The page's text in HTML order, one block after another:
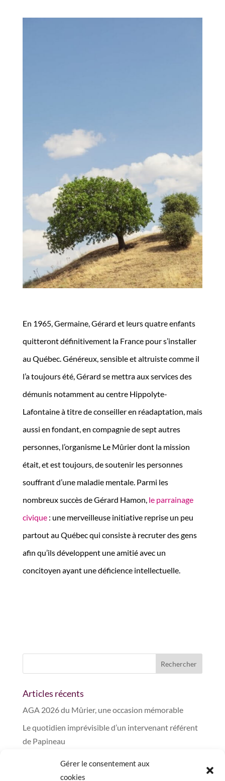
Gérer le consentement aux
cookies
En 1965, Germaine, Gérard et leurs quatre enfants
quitteront définitivement la France pour s’installer
au Québec. Généreux, sensible et altruiste comme il
l’a toujours été, Gérard se mettra aux services des
démunis notamment au centre Hippolyte-
Lafontaine à titre de conseiller en réadaptation, mais
aussi en fondant, en compagnie de sept autres
personnes, l’organisme Le Mûrier dont la mission
était, et est toujours, de soutenir les personnes
souffrant d’une maladie mentale. Parmi les
nombreux succès de Gérard Hamon, le parrainage
civique: une merveilleuse initiative reprise un peu
partout au Québec qui consiste à recruter des gens
afin qu’ils développent une amitié avec un
concitoyen ayant une déficience intellectuelle.
Articles récents
AGA 2026 du Mûrier, une occasion mémorable
Le quotidien imprévisible d’un intervenant référent
de Papineau
Un regard sur notre équipe des bâtiments et la
distribution des denrées alimentaires au Mûrier